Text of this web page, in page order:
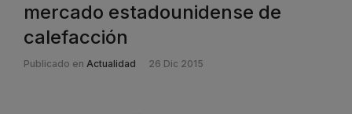
mercado estadounidense de
calefacción
Publicado en Actualidad 26 Dic 2015